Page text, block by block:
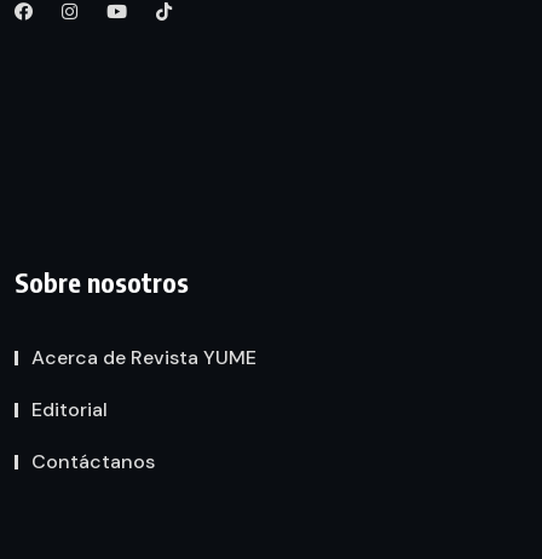
Sobre nosotros
Acerca de Revista YUME
Editorial
Contáctanos